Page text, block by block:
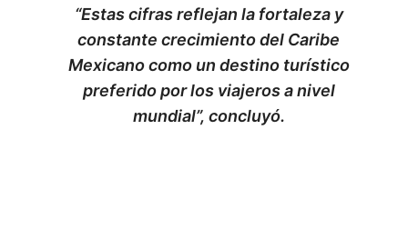
“Estas cifras reflejan la fortaleza y
constante crecimiento del Caribe
Mexicano como un destino turístico
preferido por los viajeros a nivel
mundial”, concluyó.